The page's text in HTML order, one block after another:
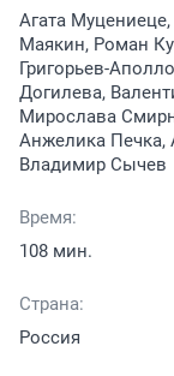
Агата
Маякин, Роман
Григорьев-
Догилева,
Мирослава
Анжелика Печка,
Владимир Сычев
Время:
108 мин.
Страна:
Россия